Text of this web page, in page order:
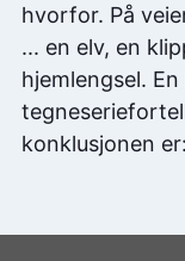
hvorfor. På
... en elv, en
hjemlengsel.
konklusjonen